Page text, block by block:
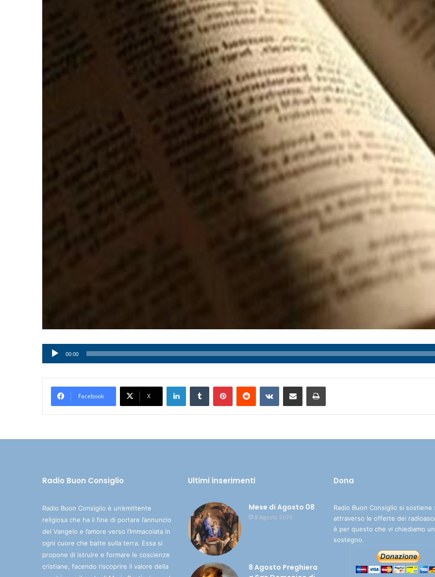
Audio
Player
00:00
Facebook X
Radio Buon Consiglio
Radio Buon Consiglio è un’emittente
religiosa che ha il fine di portare l’annuncio
del Vangelo e l’amore verso l’Immacolata in
ogni cuore che batte sulla terra. Essa si
propone di istruire e formare le coscienze
cristiane, facendo riscoprire il valore della
Ultimi inserimenti
Mese di Agosto 08
8 Agosto 2026
8 Agosto Preghiera
Dona
Radio Buon Consiglio si sostiene
attraverso le offerte dei
è per questo che vi chiediamo un
sostegno.